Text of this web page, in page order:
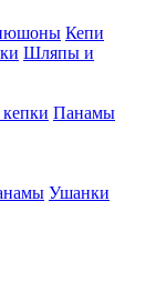
Кепи
Шляпы и
Панамы
Ушанки